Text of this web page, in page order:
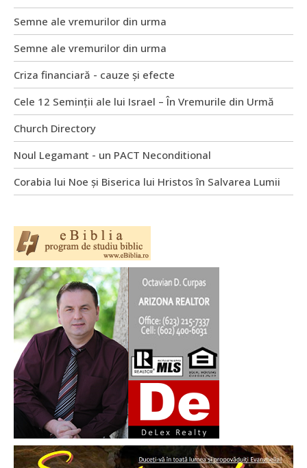
Semne ale vremurilor din urma
Semne ale vremurilor din urma
Criza financiară - cauze și efecte
Cele 12 Seminții ale lui Israel – În Vremurile din Urmă
Church Directory
Noul Legamant - un PACT Neconditional
Corabia lui Noe și Biserica lui Hristos în Salvarea Lumii